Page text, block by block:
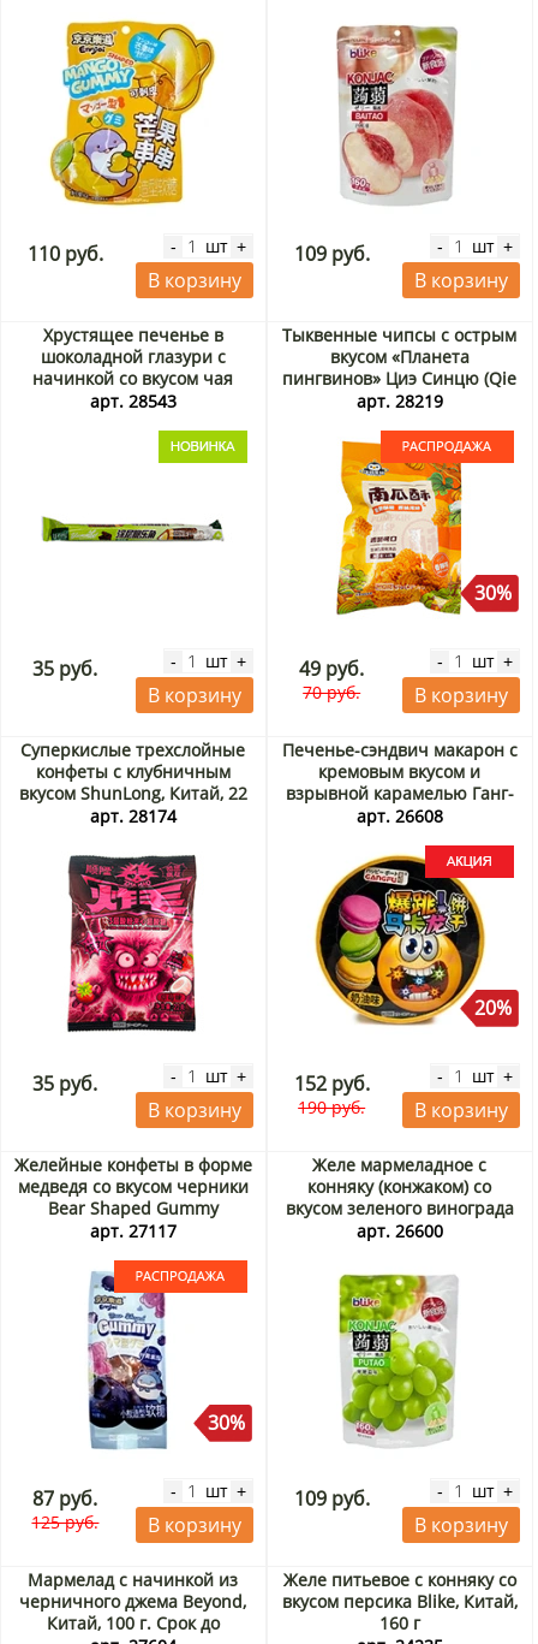
110 руб. - шт +
В корзину
109 руб. - шт +
В корзину
Хрустящее печенье в
шоколадной глазури с
начинкой со вкусом чая
матча Яммит / Yummeet,
арт. 28543
35 руб. - шт +
В корзину
Тыквенные чипсы с острым
вкусом «Планета
пингвинов» Циэ Синцю (Qie
Xingqiu), Китай, 33 г. Срок до
арт. 28219
30%
49 руб.
70 руб.
- шт +
В корзину
Суперкислые трехслойные
конфеты с клубничным
вкусом ShunLong, Китай, 22
г
арт. 28174
35 руб. - шт +
В корзину
Печенье-сэндвич макарон с
кремовым вкусом и
взрывной карамелью Ганг-
фу/Gang-fu, Китай, 80 г
арт. 26608
20%
152 руб.
190 руб.
- шт +
В корзину
Желейные конфеты в форме
медведя со вкусом черники
Bear Shaped Gummy
Blueberry Ennjoi Guandong
01.09.2026. Распродажа
арт. 27117
30%
87 руб.
125 руб.
- шт +
В корзину
Желе мармеладное с
конняку (конжаком) со
вкусом зеленого винограда
Blike, Китай, 160 г
арт. 26600
109 руб. - шт +
В корзину
Мармелад с начинкой из
черничного джема Beyond,
Китай, 100 г. Срок до
Желе питьевое с конняку со
вкусом персика Blike, Китай,
160 г